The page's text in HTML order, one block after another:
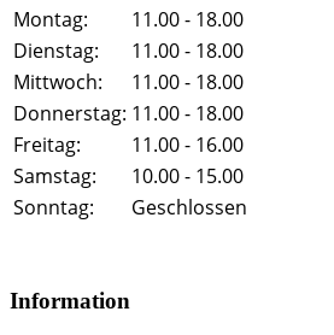
Montag:
11.00 - 18.00
Dienstag:
11.00 - 18.00
Mittwoch:
11.00 - 18.00
Donnerstag: 11.00 - 18.00
Freitag:
11.00 - 16.00
Samstag:
10.00 - 15.00
Sonntag:
Geschlossen
Information